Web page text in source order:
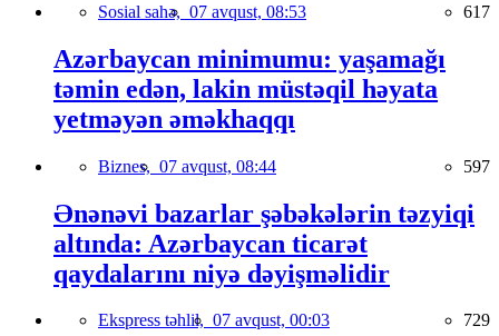
Sosial sahə, 07 avqust, 08:53 617
Azərbaycan minimumu: yaşamağı
təmin edən, lakin müstəqil həyata
yetməyən əməkhaqqı
Biznes, 07 avqust, 08:44 597
Ənənəvi bazarlar şəbəkələrin təzyiqi
altında: Azərbaycan ticarət
qaydalarını niyə dəyişməlidir
Ekspress təhlil, 07 avqust, 00:03 729